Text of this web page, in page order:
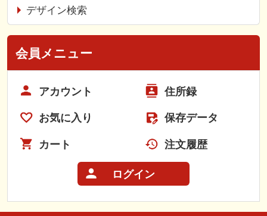
デザイン検索
会員メニュー
アカウント 住所録
お気に入り 保存データ
カート 注文履歴
ログイン